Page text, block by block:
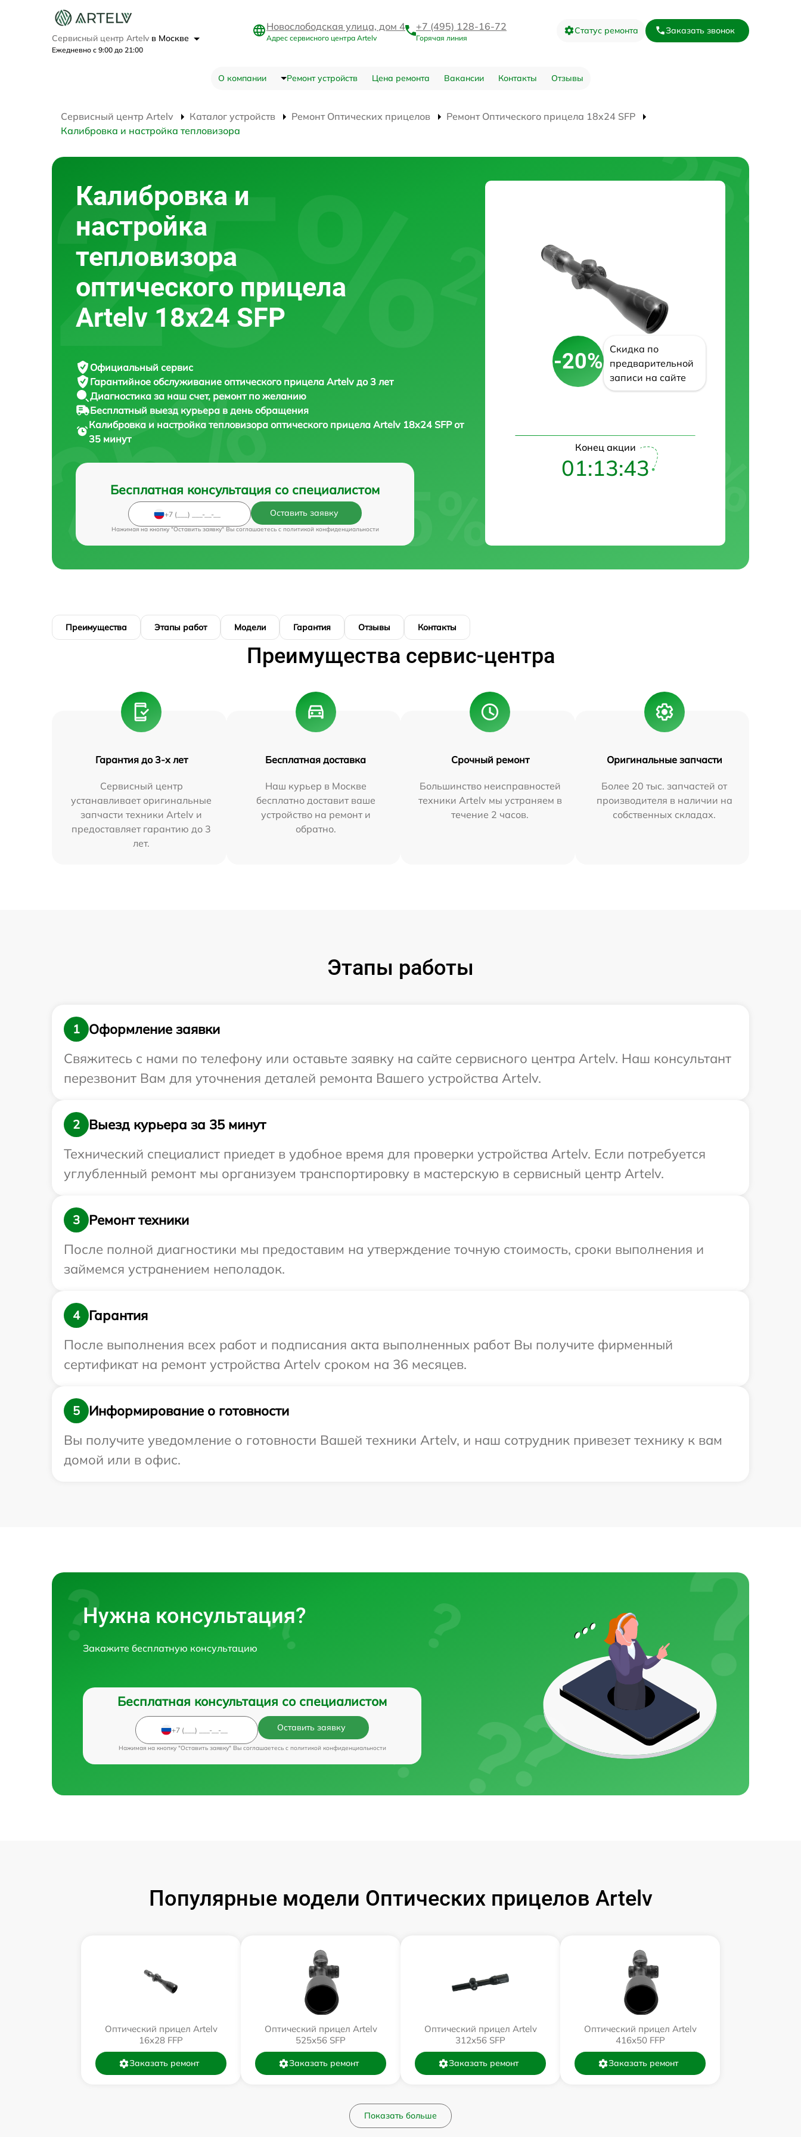
Сервисный центр Artelv в Москве
Ежедневно с 9:00 до 21:00
Новослободская улица, дом 4
Адрес сервисного центра Artelv
+7 (495) 128-16-72
Горячая линия
Статус ремонта Заказать звонок
О компании Ремонт устройств Цена ремонта Вакансии Контакты Отзывы
Сервисный центр Artelv Каталог устройств Ремонт Оптических прицелов
Ремонт Оптического прицела 18x24 SFP
Калибровка и настройка тепловизора
Калибровка и
настройка
тепловизора
оптического прицела
Artelv 18x24 SFP
Официальный сервис
Гарантийное обслуживание оптического прицела Artelv до 3 лет
Диагностика за наш счет, ремонт по желанию
Бесплатный выезд курьера в день обращения
Калибровка и настройка тепловизора оптического прицела Artelv 18x24 SFP от
35 минут
Бесплатная консультация со специалистом
Оставить заявку
Нажимая на кнопку "Оставить заявку" Вы соглашаетесь c политикой конфиденциальности
-20%
Скидка по
предварительной
записи на сайте
Конец акции
01:13:42
Преимущества Этапы работ Модели Гарантия Отзывы Контакты
Преимущества сервис-центра
Гарантия до 3-х лет
Сервисный центр
устанавливает оригинальные
запчасти техники Artelv и
предоставляет гарантию до 3
лет.
Бесплатная доставка
Наш курьер в Москве
бесплатно доставит ваше
устройство на ремонт и
обратно.
Срочный ремонт
Большинство неисправностей
техники Artelv мы устраняем в
течение 2 часов.
Оригинальные запчасти
Более 20 тыс. запчастей от
производителя в наличии на
собственных складах.
Этапы работы
1
Оформление заявки
Свяжитесь с нами по телефону или оставьте заявку на сайте сервисного центра Artelv. Наш консультант
перезвонит Вам для уточнения деталей ремонта Вашего устройства Artelv.
2
Выезд курьера за 35 минут
Технический специалист приедет в удобное время для проверки устройства Artelv. Если потребуется
углубленный ремонт мы организуем транспортировку в мастерскую в сервисный центр Artelv.
3
Ремонт техники
После полной диагностики мы предоставим на утверждение точную стоимость, сроки выполнения и
займемся устранением неполадок.
4
Гарантия
После выполнения всех работ и подписания акта выполненных работ Вы получите фирменный
сертификат на ремонт устройства Artelv сроком на 36 месяцев.
5
Информирование о готовности
Вы получите уведомление о готовности Вашей техники Artelv, и наш сотрудник привезет технику к вам
домой или в офис.
Нужна консультация?
Закажите бесплатную консультацию
Бесплатная консультация со специалистом
Оставить заявку
Нажимая на кнопку "Оставить заявку" Вы соглашаетесь c политикой конфиденциальности
Популярные модели Оптических прицелов Artelv
Оптический прицел Artelv
16x28 FFP
Заказать ремонт
Оптический прицел Artelv
525x56 SFP
Заказать ремонт
Оптический прицел Artelv
312x56 SFP
Заказать ремонт
Оптический прицел Artelv
416x50 FFP
Заказать ремонт
Показать больше